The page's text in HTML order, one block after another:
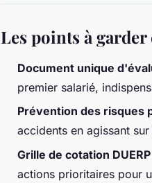
Les points à garder
Document unique
premier salarié,
Prévention des risques
accidents en agissant
Grille de cotation DUERP
actions prioritaires pour